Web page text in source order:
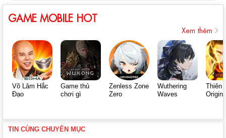
GAME MOBILE HOT
Xem thêm
Võ Lâm Hắc
Đạo
Game thủ
chơi gì
Zenless Zone
Zero
Wuthering
Waves
Thiên
Origin
TIN CÙNG CHUYÊN MỤC